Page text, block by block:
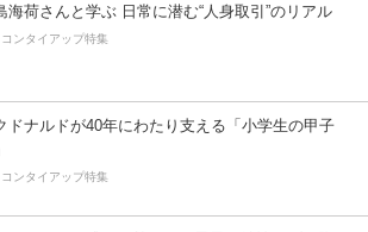
海荷さんと学ぶ 日常に潜む“人身取引”のリアル
コンタイアップ特集
ドナルドが40年にわたり支える「小学生の甲子
コンタイアップ特集